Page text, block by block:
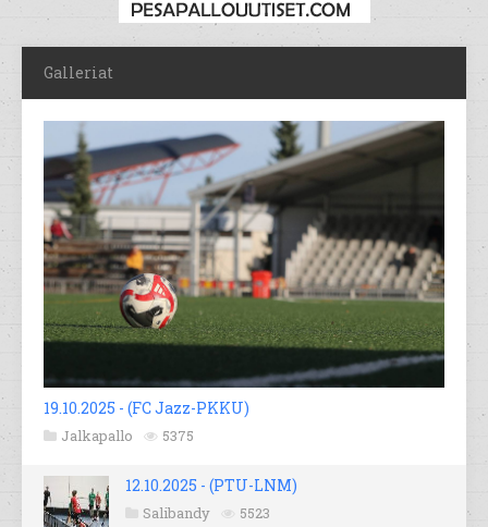
Galleriat
19.10.2025 - (FC Jazz-PKKU)
Jalkapallo 5375
12.10.2025 - (PTU-LNM)
Salibandy 5523